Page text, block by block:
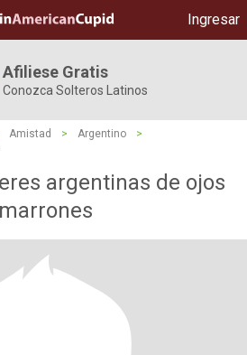
Ingresar
Afiliese Gratis
Conozca Solteros Latinos
Amistad > Argentino
>
argentinas de ojos
marrones